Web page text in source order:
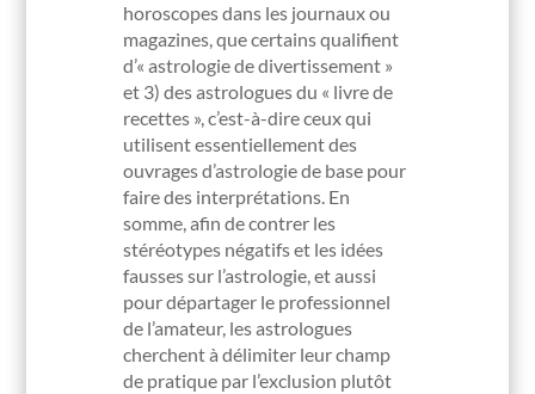
horoscopes dans les journaux ou
magazines, que certains qualifient
d’« astrologie de divertissement »
et 3) des astrologues du « livre de
recettes », c’est-à-dire ceux qui
utilisent essentiellement des
ouvrages d’astrologie de base pour
faire des interprétations. En
somme, afin de contrer les
stéréotypes négatifs et les idées
fausses sur l’astrologie, et aussi
pour départager le professionnel
de l’amateur, les astrologues
cherchent à délimiter leur champ
de pratique par l’exclusion plutôt